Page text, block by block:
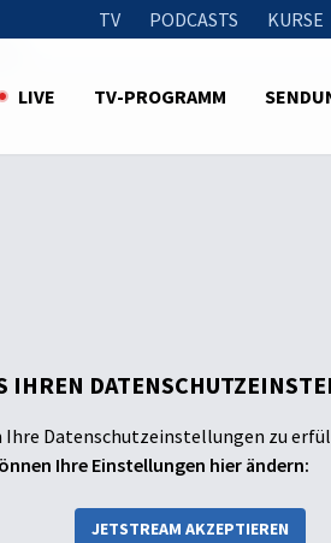
TV PODCASTS KURSE
LIVE TV-PROGRAMM
Datenschutzeinstellungen zu
Ihre Einstellungen hier ändern:
JETSTREAM AKZEPTIEREN